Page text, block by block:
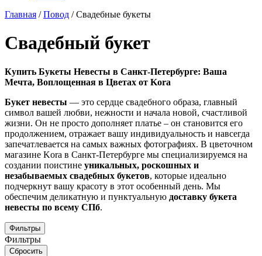
Главная / Повод /Свадебные букеты
Свадебный букет
Купить Букеты Невесты в Санкт-Петербурге: Ваша
Мечта, Воплощенная в Цветах от Kora
Букет невесты — это сердце свадебного образа, главный
символ вашей любви, нежности и начала новой, счастливой
жизни. Он не просто дополняет платье – он становится его
продолжением, отражает вашу индивидуальность и навсегда
запечатлевается на самых важных фотографиях. В цветочном
магазине Kora в Санкт-Петербурге мы специализируемся на
создании поистине уникальных, роскошных и
незабываемых свадебных букетов, которые идеально
подчеркнут вашу красоту в этот особенный день. Мы
обеспечим деликатную и пунктуальную доставку букета
невесты по всему СПб.
Фильтры
Фильтры
Сбросить